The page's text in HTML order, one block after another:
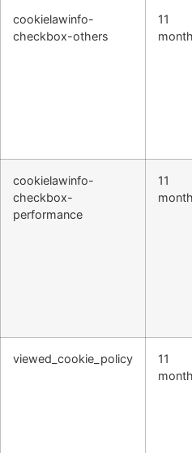
cookielawinfo-
checkbox-others
11
cookielawinfo-
checkbox-
performance
11
viewed_cookie_policy
11